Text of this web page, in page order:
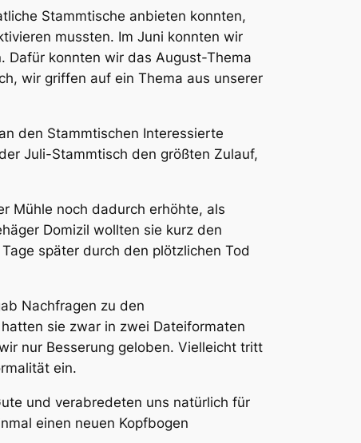
Stammtische anbieten konnten,
mussten. Im Juni konnten wir
Dafür konnten wir das August-Thema
wir griffen auf ein Thema aus unserer
den Stammtischen Interessierte
Juli-Stammtisch den größten Zulauf,
Mühle noch dadurch erhöhte, als
Domizil wollten sie kurz den
später durch den plötzlichen Tod
Nachfragen zu den
sie zwar in zwei Dateiformaten
nur Besserung geloben. Vielleicht tritt
ein.
und verabredeten uns natürlich für
einen neuen Kopfbogen